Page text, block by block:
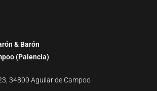
& Barón
(Palencia)
34800 Aguilar de Campoo